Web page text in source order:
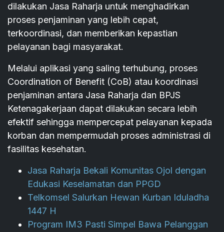
dilakukan Jasa Raharja untuk menghadirkan
proses penjaminan yang lebih cepat,
terkoordinasi, dan memberikan kepastian
pelayanan bagi masyarakat.
Melalui aplikasi yang saling terhubung, proses
Coordination of Benefit (CoB) atau koordinasi
penjaminan antara Jasa Raharja dan BPJS
Ketenagakerjaan dapat dilakukan secara lebih
efektif sehingga mempercepat pelayanan kepada
korban dan mempermudah proses administrasi di
fasilitas kesehatan.
Jasa Raharja Bekali Komunitas Ojol dengan
Edukasi Keselamatan dan PPGD
Telkomsel Salurkan Hewan Kurban Iduladha
1447 H
Program IM3 Pasti Simpel Bawa Pelanggan